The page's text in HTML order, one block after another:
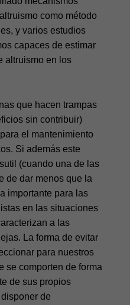
como método
y varios estudios
capaces de estimar
altruismo en los
que hacen trampas
sin contribuir)
el mantenimiento
Si además este
(cuando una de las
de dar menos que la
importante para las
en las situaciones
a las
La forma de evitar
para nuestros
se comporten de forma
de sus propios
de